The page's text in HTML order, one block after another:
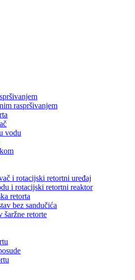
raspršivanjem
vodu
i rotacijski retortni uređaj
i rotacijski retortni reaktor
retorta
bez sandučića
šaržne retorte